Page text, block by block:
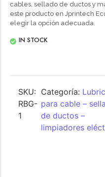
cables, sellado de ductos y
este producto en Jprintech
elegir la opción adecuada.
IN STOCK
SKU:
RBG-
1
Categoría:
para cable –
de ductos –
limpiadores